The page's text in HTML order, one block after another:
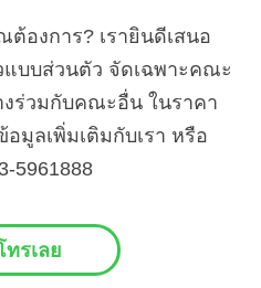
องการ? เรายินดีเสนอ
แบบส่วนตัว จัดเฉพาะคณะ
ร่วมกับคณะอื่น ในราคา
มูลเพิ่มเติมกับเรา หรือ
5961888
ทรเลย